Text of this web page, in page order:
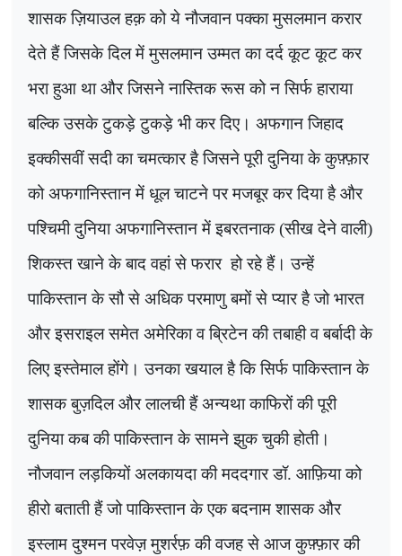
शासक ज़ियाउल हक़ को ये नौजवान पक्का मुसलमान करार
देते हैं जिसके दिल में मुसलमान उम्मत का दर्द कूट कूट कर
भरा हुआ था और जिसने नास्तिक रूस को न सिर्फ हाराया
बल्कि उसके टुकड़े टुकड़े भी कर दिए। अफगान जिहाद
इक्कीसवीं सदी का चमत्कार है जिसने पूरी दुनिया के कुफ़्फ़ार
को अफगानिस्तान में धूल चाटने पर मजबूर कर दिया है और
पश्चिमी दुनिया अफगानिस्तान में इबरतनाक (सीख देने वाली)
शिकस्त खाने के बाद वहां से फरार हो रहे हैं। उन्हें
पाकिस्तान के सौ से अधिक परमाणु बमों से प्यार है जो भारत
और इसराइल समेत अमेरिका व ब्रिटेन की तबाही व बर्बादी के
लिए इस्तेमाल होंगे। उनका खयाल है कि सिर्फ पाकिस्तान के
शासक बुज़दिल और लालची हैं अन्यथा काफिरों की पूरी
दुनिया कब की पाकिस्तान के सामने झुक चुकी होती।
नौजवान लड़कियों अलकायदा की मददगार डॉ. आफ़िया को
हीरो बताती हैं जो पाकिस्तान के एक बदनाम शासक और
इस्लाम दुश्मन परवेज़ मुशर्रफ़ की वजह से आज कुफ़्फ़ार की